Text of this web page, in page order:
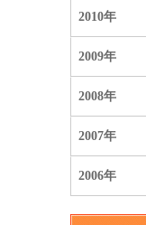
2010年
2009年
2008年
2007年
2006年